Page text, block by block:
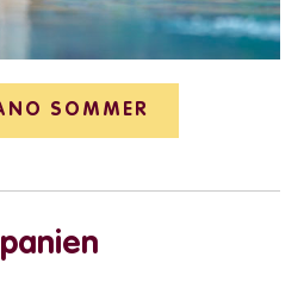
SOMMER